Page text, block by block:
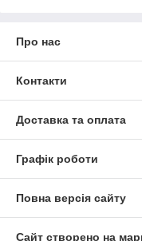
Про нас
Контакти
Доставка та оплата
Графік роботи
Повна версія сайту
Сайт створено на